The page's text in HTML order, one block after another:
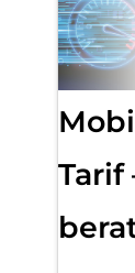
Tarif